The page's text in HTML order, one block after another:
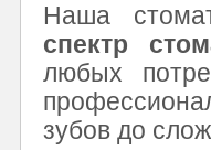
Наша
спектр
любых
зубов до